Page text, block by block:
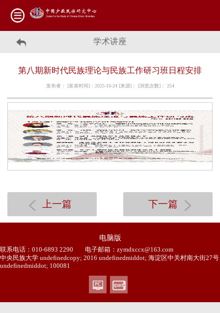
学术讲座
第八期新时代民族理论与民族工作研习班日程安排
发布者： [发表时间]：2025-10-24 [来源]： [浏览次数]： 254
上一篇 下一篇
电脑版
联系电话：010-6893 2290
电子邮箱：zymdxccx@163.com
中央民族大学 undefinedcopy; 2016 undefinedmiddot; 海淀区中关村南大街27号
undefinedmiddot; 100081